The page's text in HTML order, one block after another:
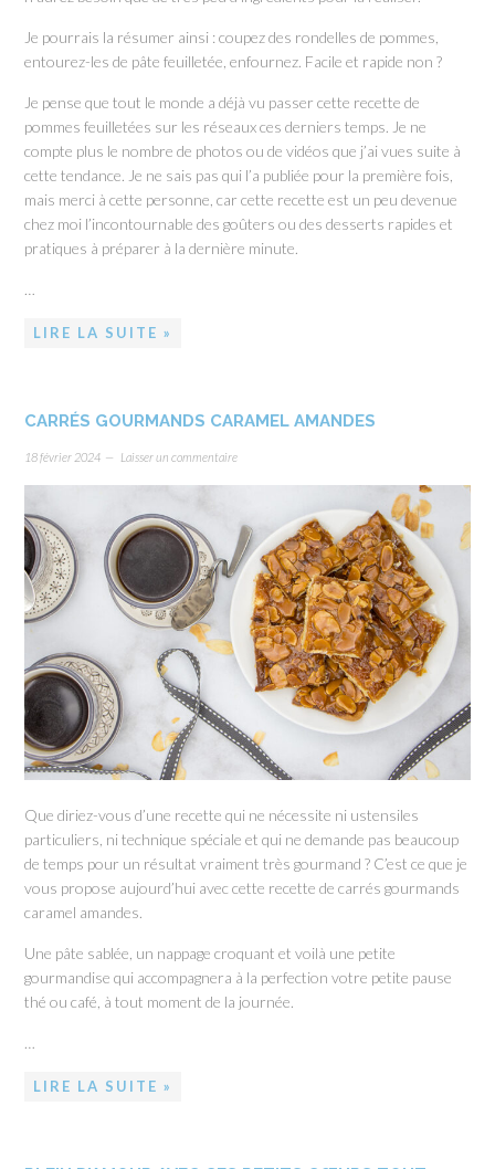
Je pourrais la résumer ainsi : coupez des rondelles de pommes,
entourez-les de pâte feuilletée, enfournez. Facile et rapide non ?
Je pense que tout le monde a déjà vu passer cette recette de
pommes feuilletées sur les réseaux ces derniers temps. Je ne
compte plus le nombre de photos ou de vidéos que j’ai vues suite à
cette tendance. Je ne sais pas qui l’a publiée pour la première fois,
mais merci à cette personne, car cette recette est un peu devenue
chez moi l’incontournable des goûters ou des desserts rapides et
pratiques à préparer à la dernière minute.
…
LIRE LA SUITE »
CARRÉS GOURMANDS CARAMEL AMANDES
18 février 2024 Laisser un commentaire
Que diriez-vous d’une recette qui ne nécessite ni ustensiles
particuliers, ni technique spéciale et qui ne demande pas beaucoup
de temps pour un résultat vraiment très gourmand ? C’est ce que je
vous propose aujourd’hui avec cette recette de carrés gourmands
caramel amandes.
Une pâte sablée, un nappage croquant et voilà une petite
gourmandise qui accompagnera à la perfection votre petite pause
thé ou café, à tout moment de la journée.
…
LIRE LA SUITE »